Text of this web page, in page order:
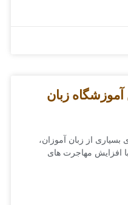
آموزشگاه زبان
بسیاری از زبان ‌آموزان،
افزایش مهاجرت ‌های